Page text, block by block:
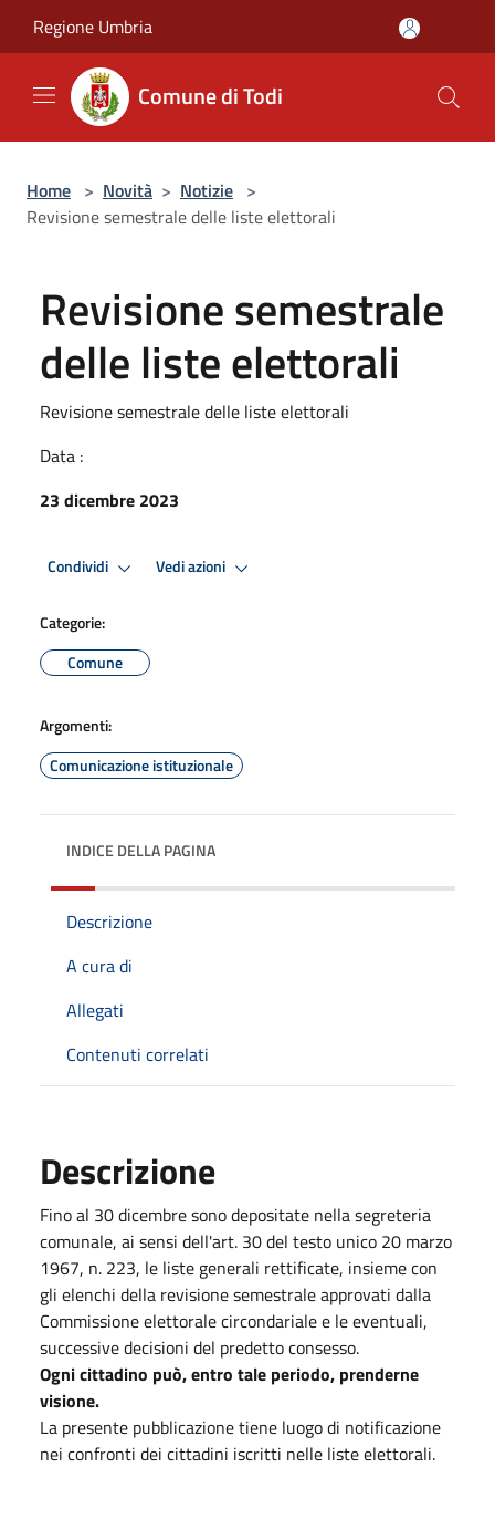
Regione Umbria
Comune di Todi
Home > Novità > Notizie >
Revisione semestrale delle liste elettorali
Revisione semestrale
delle liste elettorali
Revisione semestrale delle liste elettorali
Data :
23 dicembre 2023
Condividi Vedi azioni
Categorie:
Comune
Argomenti:
Comunicazione istituzionale
INDICE DELLA PAGINA
Descrizione
A cura di
Allegati
Contenuti correlati
Descrizione
Fino al 30 dicembre sono depositate nella segreteria
comunale, ai sensi dell'art. 30 del testo unico 20 marzo
1967, n. 223, le liste generali rettificate, insieme con
gli elenchi della revisione semestrale approvati dalla
Commissione elettorale circondariale e le eventuali,
successive decisioni del predetto consesso.
Ogni cittadino può, entro tale periodo, prenderne
visione.
La presente pubblicazione tiene luogo di notificazione
nei confronti dei cittadini iscritti nelle liste elettorali.